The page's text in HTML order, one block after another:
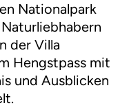
Nationalpark
der Villa
Hengstpass mit
und Ausblicken